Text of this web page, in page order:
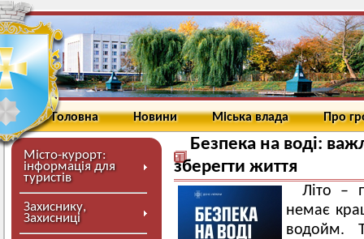
Головна Новини Міська влада Про
Місто-курорт:
інформація для
туристів
Захиснику,
Захисниці
Безпека на воді:
зберегти життя
Літо –
немає
водойм.